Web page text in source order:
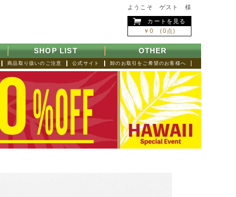
ようこそ ゲスト 様
カートを見る
￥0 (0点)
SHOP LIST OTHER
卸のお取引をご希望のお客様へ
公式サイト
商品取り扱いのご注意